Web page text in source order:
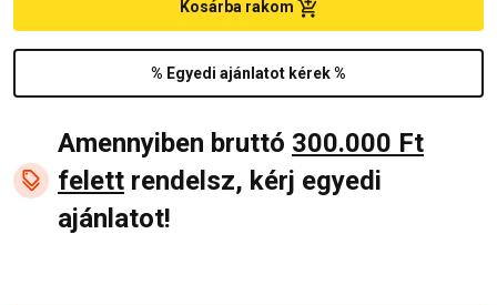
% Egyedi ajánlatot kérek %
Kosárba rakom
Amennyiben bruttó 300.000 Ft
felett rendelsz, kérj egyedi
ajánlatot!